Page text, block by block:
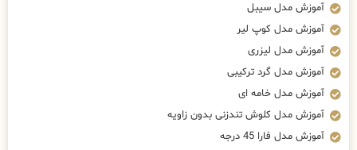
آموزش مدل سیبل
آموزش مدل کوپ لیر
آموزش مدل لیزری
آموزش مدل گرد ترکیبی
آموزش مدل خامه ای
آموزش مدل کلوش تندزنی بدون زاویه
آموزش مدل فارا 45 درجه